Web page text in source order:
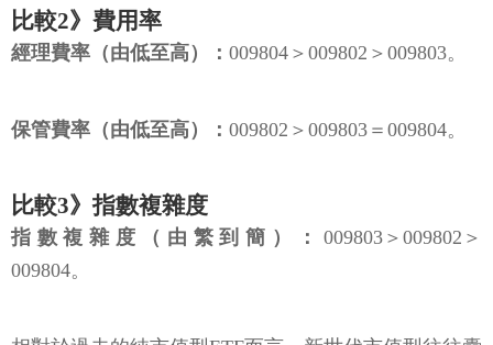
比較2》費用率
經理費率（由低至高）： 009804＞009802＞009803。
保管費率（由低至高）： 009802＞009803＝009804。
比較3》指數複雜度
指數複雜度（由繁到簡）： 009803＞009802＞
009804。